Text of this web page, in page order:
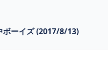
ボーイズ (2017/8/13)